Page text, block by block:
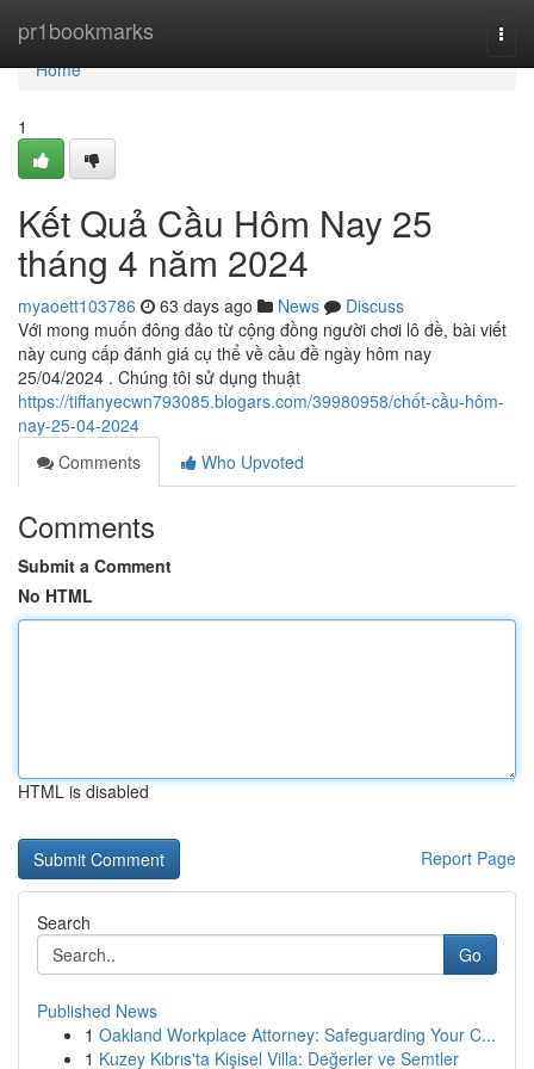
pr1bookmarks
Home
Home
1
Kết Quả Cầu Hôm Nay 25
tháng 4 năm 2024
myaoett103786 63 days ago News
Discuss
Với mong muốn đông đảo từ cộng đồng người chơi lô đề, bài viết
này cung cấp đánh giá cụ thể về cầu đề ngày hôm nay
25/04/2024 . Chúng tôi sử dụng thuật
https://tiffanyecwn793085.blogars.com/39980958/chốt-cầu-hôm-
nay-25-04-2024
Comments
Who Upvoted
Comments
Submit a Comment
No HTML
HTML is disabled
Report Page
Search
Go
Published News
1 Oakland Workplace Attorney: Safeguarding Your C...
1 Kuzey Kıbrıs'ta Kişisel Villa: Değerler ve Semtler